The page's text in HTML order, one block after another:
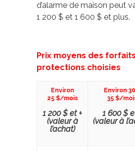
d’alarme de maison peut
1 200 $ et 1 600 $ et plus.
Prix moyens des
protections choisies
Environ
25 $/mois
1 200 $ et +
(valeur à
l’achat)
Environ
35 $/
1 600 $
(valeur à